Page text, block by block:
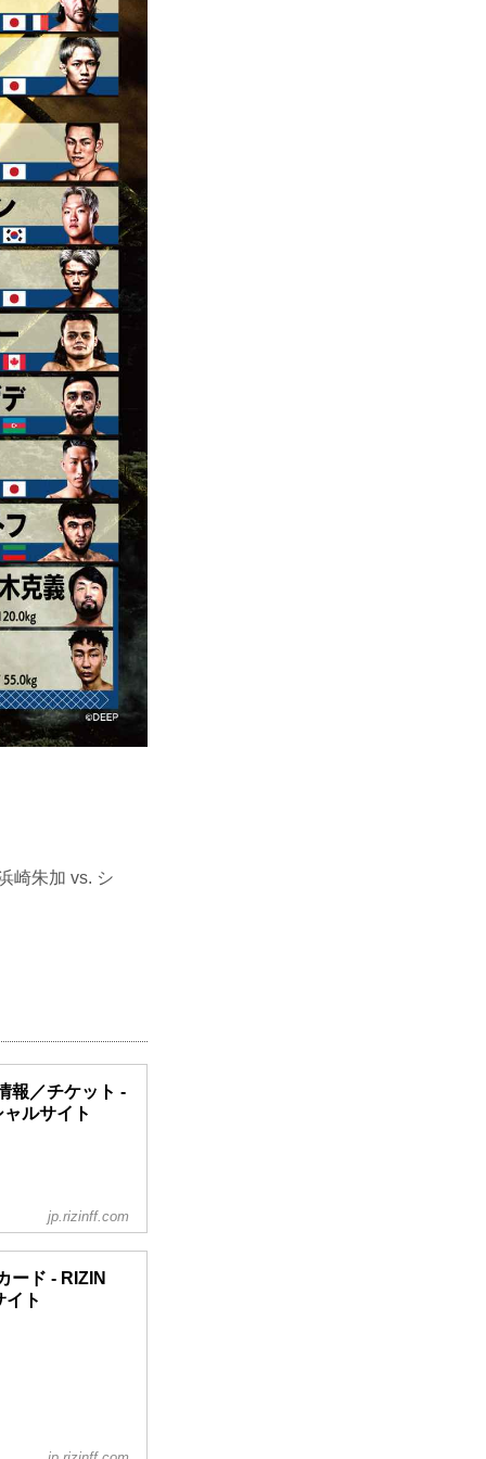
崎朱加 vs. シ
報／チケット -
ルサイト
jp.rizinff.com
ード - RIZIN
イト